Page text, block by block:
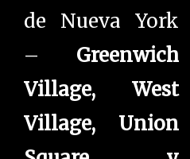
de Nueva York
– Greenwich
Village, West
Village, Union